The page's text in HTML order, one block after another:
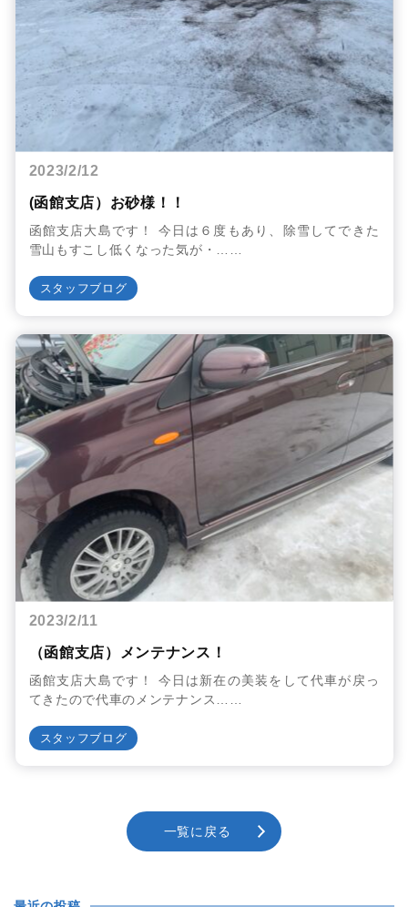
2023/2/12
(函館支店）お砂様！！
函館支店大島です！ 今日は６度もあり、除雪してできた
雪山もすこし低くなった気が・……
スタッフブログ
2023/2/11
（函館支店）メンテナンス！
函館支店大島です！ 今日は新在の美装をして代車が戻っ
てきたので代車のメンテナンス……
スタッフブログ
一覧に戻る